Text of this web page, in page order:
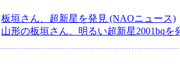
板垣さん、超新星を発見 (NAOニュース)
山形の板垣さん、明るい超新星2001bqを